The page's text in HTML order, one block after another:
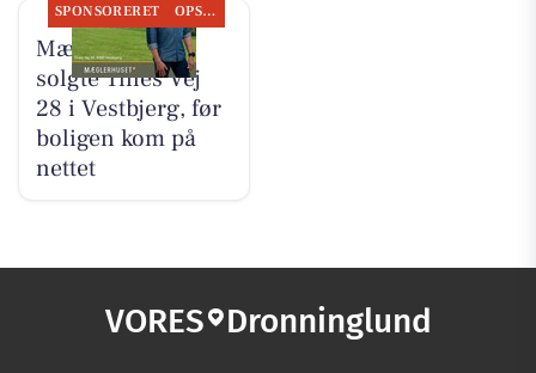
SPONSORERET OPSLAGSTAVLEN
Mæglerhuset
solgte Tines Vej
28 i Vestbjerg, før
boligen kom på
nettet
VORES Dronninglund